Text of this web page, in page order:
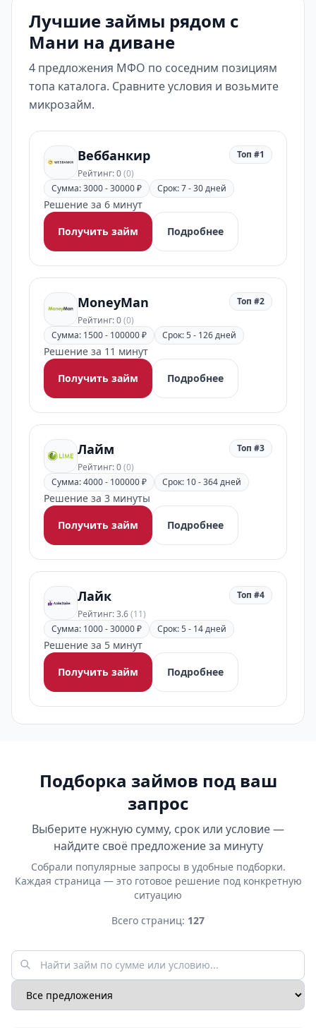
Лучшие займы рядом с
Мани на диване
4 предложения МФО по соседним позициям
топа каталога. Сравните условия и возьмите
микрозайм.
Веббанкир
Рейтинг: 0(0)
Топ #1
Сумма: 3000 - 30000 ₽ Срок: 7 - 30 дней
Решение за 6 минут
Получить займ
Подробнее
MoneyMan
Рейтинг: 0(0)
Топ #2
Сумма: 1500 - 100000 ₽ Срок: 5 - 126 дней
Решение за 11 минут
Получить займ
Подробнее
Лайм
Рейтинг: 0(0)
Топ #3
Сумма: 4000 - 100000 ₽ Срок: 10 - 364 дней
Решение за 3 минуты
Получить займ
Подробнее
Лайк
Рейтинг: 3.6(11)
Топ #4
Сумма: 1000 - 30000 ₽ Срок: 5 - 14 дней
Решение за 5 минут
Получить займ
Подробнее
Подборка займов под ваш
запрос
Выберите нужную сумму, срок или условие —
найдите своё предложение за минуту
Собрали популярные запросы в удобные подборки.
Каждая страница — это готовое решение под конкретную
ситуацию
Всего страниц: 127